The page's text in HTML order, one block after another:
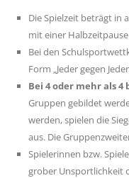
Die Spielzeit beträgt in
mit einer
Bei den
Form „Jeder gegen
Bei 4 oder mehr als
Gruppen gebildet
werden, spielen die
aus. Die
Spielerinnen bzw.
grober Unsportlichkeit